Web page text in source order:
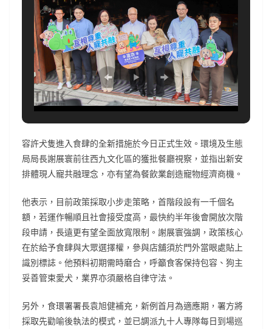
容許犬隻進入食肆的全新措施於今日正式生效。環境及生態
局局長謝展寰前往西九文化區的獲批餐廳視察，並指出新安
排體現人寵共融理念，亦有望為餐飲業創造寵物經濟商機。
他表示，目前政策採取小步走策略，首階段設有一千個名
額，若運作暢順且社會接受度高，最快約半年後會開放次階
段申請，長遠更有望全面放寬限制。謝展寰強調，政策核心
在於給予食肆與大眾選擇權，參與店舖須於門外當眼處貼上
識別標誌。他預料初期需時磨合，呼籲食客保持包容、狗主
妥善管束愛犬，業界亦須嚴格自律守法。
另外，食環署署長袁旭健補充，新例首月為適應期，署方將
採取先勸喻後執法的模式，並已調派九十人專隊每日到場巡